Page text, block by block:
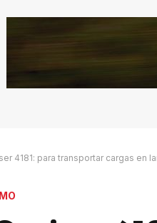
4181: para transportar cargas en